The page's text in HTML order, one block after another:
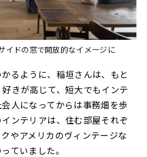
イドの窓で開放的なイメージに
るように、稲垣さんは、もと
好きが高じて、短大でもインテ
人になってからは事務畑を歩
ンテリアは、住む部屋それぞ
やアメリカのヴィンテージな
ていました。